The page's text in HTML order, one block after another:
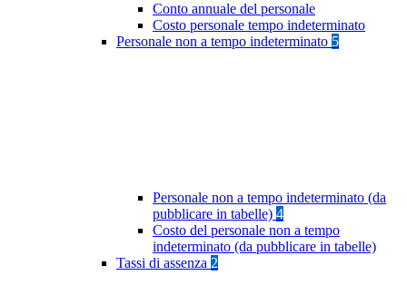
Conto annuale del personale
Costo personale tempo indeterminato
Personale non a tempo indeterminato 5
Personale non a tempo indeterminato (da
pubblicare in tabelle) 4
Costo del personale non a tempo
indeterminato (da pubblicare in tabelle)
Tassi di assenza 2